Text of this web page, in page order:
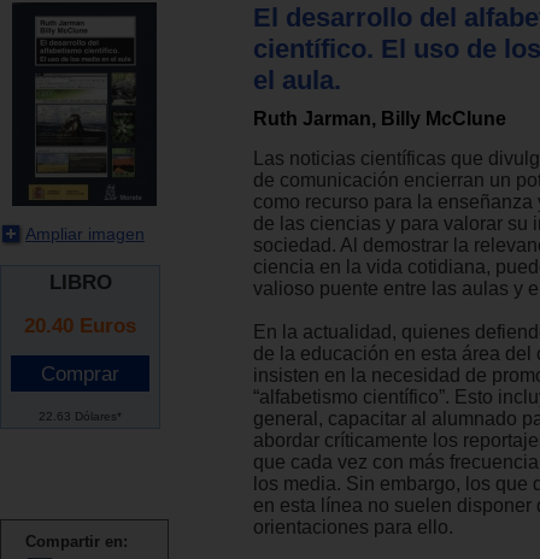
Ampliar imagen
LIBRO
20.40 Euros
22.63 Dólares*
Compartir en:
El desarrollo del
científico. El uso de
el aula.
Ruth Jarman, Billy McClune
Las noticias científicas que
de comunicación encierran un
como recurso para la
de las ciencias y para valorar su
sociedad. Al demostrar la
ciencia en la vida cotidiana,
valioso puente entre las aulas y
En la actualidad, quienes
de la educación en esta área del
insisten en la necesidad de
“alfabetismo científico”. Esto
general, capacitar al alumnado
abordar críticamente los
que cada vez con más
los media. Sin embargo, los que
en esta línea no suelen disponer
orientaciones para ello.